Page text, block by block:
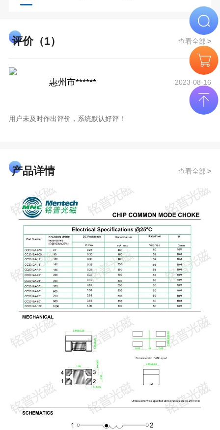
评价（1） 查看全部
惠州市****** 2023-08-16
用户未及时作出评价，系统默认好评！
产品详情 查看全部